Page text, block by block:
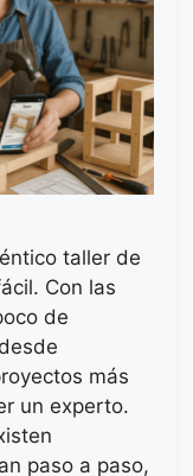
taller de
Con las
de
más
un experto.
paso a paso,